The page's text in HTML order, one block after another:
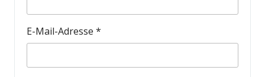
E-Mail-Adresse *